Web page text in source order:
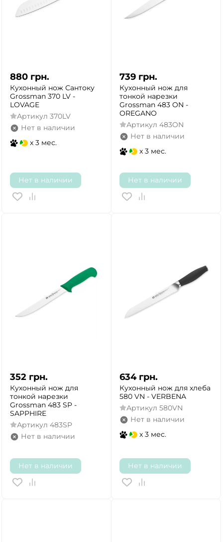
880 грн.
Кухонный нож Сантоку
Grossman 370 LV -
LOVAGE
Артикул 370LV
Нет в наличии
x 3 мес.
Нет в наличии
739 грн.
Кухонный нож для
тонкой нарезки
Grossman 483 ON -
OREGANO
Артикул 483ON
Нет в наличии
x 3 мес.
Нет в наличии
352 грн.
Кухонный нож для
тонкой нарезки
Grossman 483 SP -
SAPPHIRE
Артикул 483SP
Нет в наличии
Нет в наличии
634 грн.
Кухонный нож для хлеба
580 VN - VERBENA
Артикул 580VN
Нет в наличии
x 3 мес.
Нет в наличии